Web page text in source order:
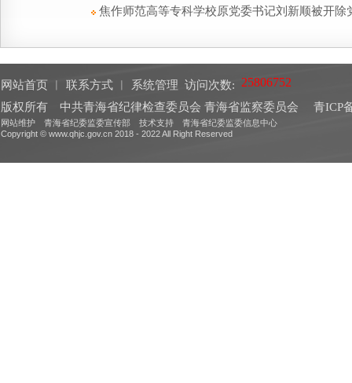
焦作师范高等专科学校原党委书记刘新顺被开除
网站首页 联系方式 系统管理 访问次数:
版权所有 中共青海省纪律检查委员会 青海省监察委员会
青ICP
网站维护 青海省纪委监委宣传部 技术支持 青海省纪委监委信息中心
Copyright © www.qhjc.gov.cn 2018 - 2022 All Right Reserved